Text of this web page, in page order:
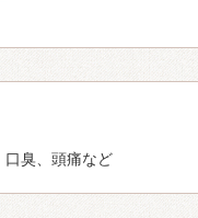
口臭、頭痛など